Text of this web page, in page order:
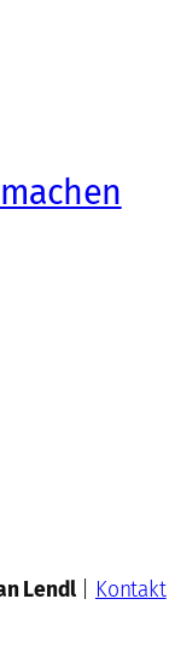
Lendl| Kontakt|